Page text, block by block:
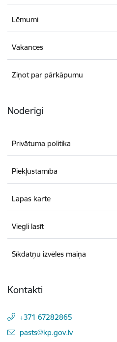
Lēmumi
Vakances
Ziņot par pārkāpumu
Noderīgi
Privātuma politika
Piekļūstamība
Lapas karte
Viegli lasīt
Sīkdatņu izvēles maiņa
Kontakti
+371 67282865
E-pasts:
pasts@kp.gov.lv